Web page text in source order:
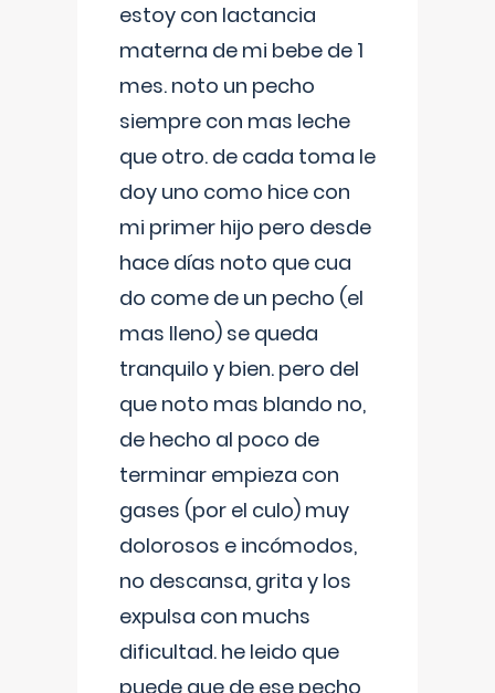
estoy con lactancia
materna de mi bebe de 1
mes. noto un pecho
siempre con mas leche
que otro. de cada toma le
doy uno como hice con
mi primer hijo pero desde
hace días noto que cua
do come de un pecho (el
mas lleno) se queda
tranquilo y bien. pero del
que noto mas blando no,
de hecho al poco de
terminar empieza con
gases (por el culo) muy
dolorosos e incómodos,
no descansa, grita y los
expulsa con muchs
dificultad. he leido que
puede que de ese pecho